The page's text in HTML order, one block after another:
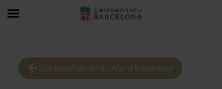
Col·lecció de la Facultat d'Infermeria